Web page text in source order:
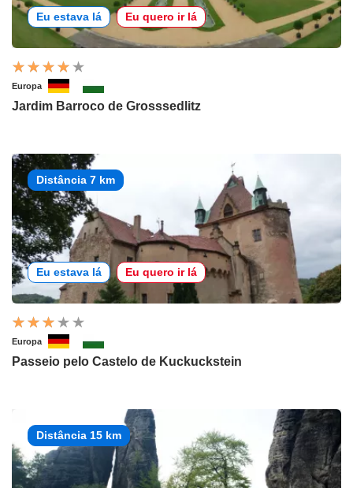
Eu estava lá Eu quero ir lá
Europa
Jardim Barroco de Grosssedlitz
Distância 7 km
Eu estava lá Eu quero ir lá
Europa
Passeio pelo Castelo de Kuckuckstein
Distância 15 km